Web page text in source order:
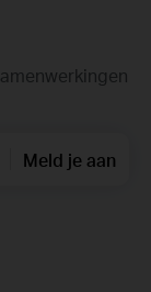
Meld je aan